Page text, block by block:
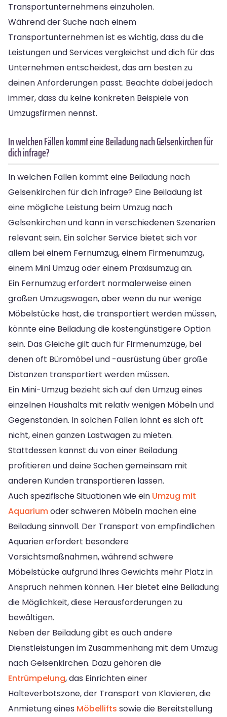
Transportunternehmens einzuholen.
Während der Suche nach einem
Transportunternehmen ist es wichtig, dass du die
Leistungen und Services vergleichst und dich für das
Unternehmen entscheidest, das am besten zu
deinen Anforderungen passt. Beachte dabei jedoch
immer, dass du keine konkreten Beispiele von
Umzugsfirmen nennst.
In welchen Fällen kommt eine Beiladung nach Gelsenkirchen für
dich infrage?
In welchen Fällen kommt eine Beiladung nach
Gelsenkirchen für dich infrage? Eine Beiladung ist
eine mögliche Leistung beim Umzug nach
Gelsenkirchen und kann in verschiedenen Szenarien
relevant sein. Ein solcher Service bietet sich vor
allem bei einem Fernumzug, einem Firmenumzug,
einem Mini Umzug oder einem Praxisumzug an.
Ein Fernumzug erfordert normalerweise einen
großen Umzugswagen, aber wenn du nur wenige
Möbelstücke hast, die transportiert werden müssen,
könnte eine Beiladung die kostengünstigere Option
sein. Das Gleiche gilt auch für Firmenumzüge, bei
denen oft Büromöbel und -ausrüstung über große
Distanzen transportiert werden müssen.
Ein Mini-Umzug bezieht sich auf den Umzug eines
einzelnen Haushalts mit relativ wenigen Möbeln und
Gegenständen. In solchen Fällen lohnt es sich oft
nicht, einen ganzen Lastwagen zu mieten.
Stattdessen kannst du von einer Beiladung
profitieren und deine Sachen gemeinsam mit
anderen Kunden transportieren lassen.
Auch spezifische Situationen wie ein Umzug mit
Aquariumoder schweren Möbeln machen eine
Beiladung sinnvoll. Der Transport von empfindlichen
Aquarien erfordert besondere
Vorsichtsmaßnahmen, während schwere
Möbelstücke aufgrund ihres Gewichts mehr Platz in
Anspruch nehmen können. Hier bietet eine Beiladung
die Möglichkeit, diese Herausforderungen zu
bewältigen.
Neben der Beiladung gibt es auch andere
Dienstleistungen im Zusammenhang mit dem Umzug
nach Gelsenkirchen. Dazu gehören die
Entrümpelung, das Einrichten einer
Halteverbotszone, der Transport von Klavieren, die
Anmietung eines Möbellifts sowie die Bereitstellung